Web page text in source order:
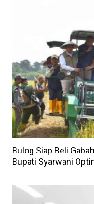
Bulog Siap Beli
Bupati Syarwani